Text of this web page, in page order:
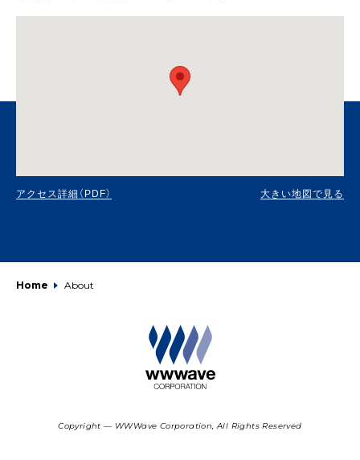
アクセス詳細（PDF） 大きい地図で見る
Home About
Copyright — WWWave Corporation, All Rights Reserved